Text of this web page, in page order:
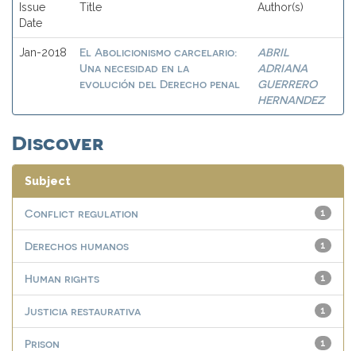
Issue
Date
Title Author(s)
Jan-2018
El Abolicionismo carcelario:
Una necesidad en la
evolución del Derecho penal
ABRIL
ADRIANA
GUERRERO
HERNANDEZ
Discover
Subject
1
Conflict regulation
1
Derechos humanos
1
Human rights
1
Justicia restaurativa
1
Prison